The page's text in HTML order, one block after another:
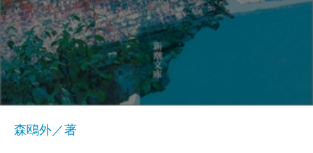
森鴎外／著